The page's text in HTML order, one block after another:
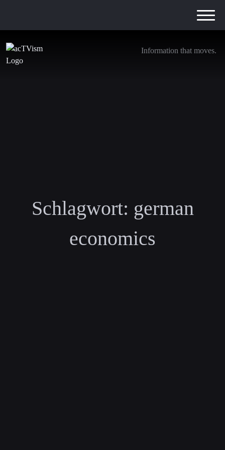
Information that moves.
Schlagwort: german
economics